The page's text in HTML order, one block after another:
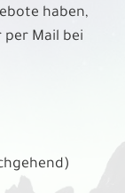
haben,
per Mail bei